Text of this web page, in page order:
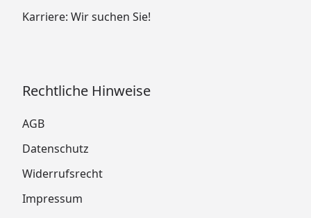
Karriere: Wir suchen Sie!
Rechtliche Hinweise
AGB
Datenschutz
Widerrufsrecht
Impressum